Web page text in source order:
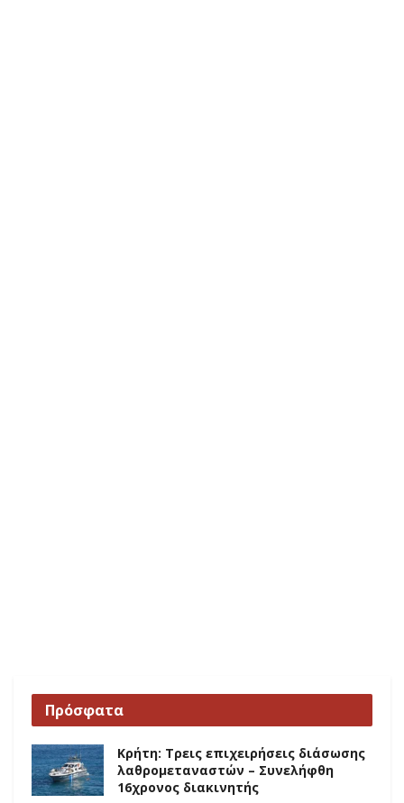
Πρόσφατα
Κρήτη: Τρεις επιχειρήσεις διάσωσης
λαθρομεταναστών – Συνελήφθη
16χρονος διακινητής